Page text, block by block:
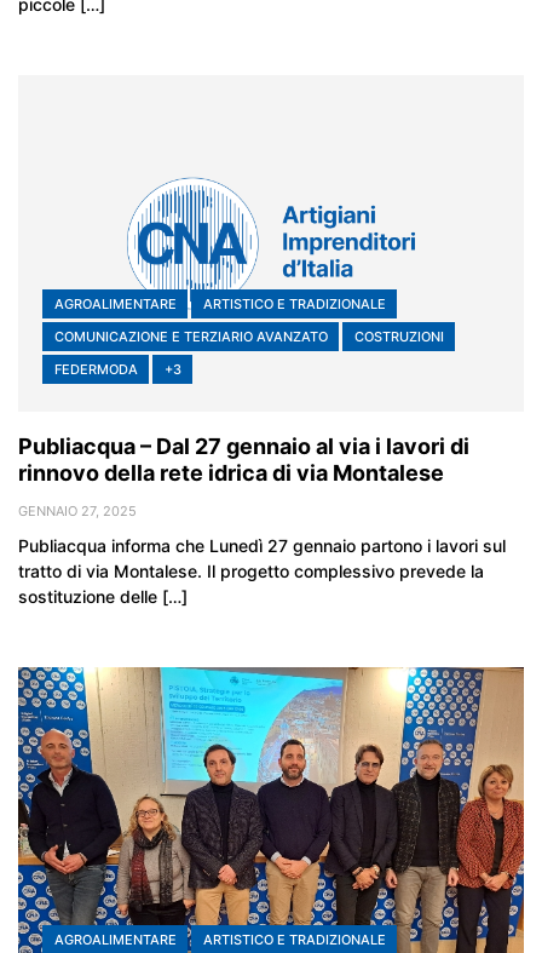
AGROALIMENTARE
ARTISTICO E TRADIZIONALE
COMUNICAZIONE E TERZIARIO AVANZATO
COSTRUZIONI
FEDERMODA
+3
Publiacqua – Dal 27 gennaio al via i lavori di
rinnovo della rete idrica di via Montalese
GENNAIO 27, 2025
Publiacqua informa che Lunedì 27 gennaio partono i lavori sul
tratto di via Montalese. Il progetto complessivo prevede la
sostituzione delle […]
AGROALIMENTARE
ARTISTICO E TRADIZIONALE